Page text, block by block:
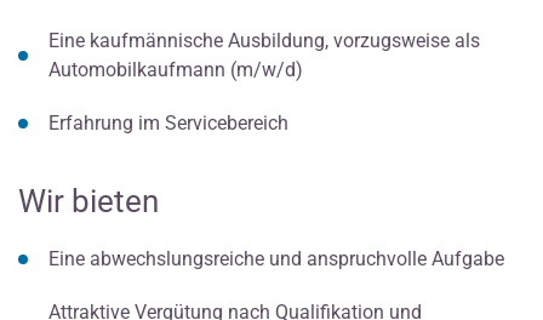
Eine kaufmännische Ausbildung, vorzugsweise als
Automobilkaufmann (m/w/d)
Erfahrung im Servicebereich
Wir bieten
Eine abwechslungsreiche und anspruchvolle Aufgabe
Attraktive Vergütung nach Qualifikation und